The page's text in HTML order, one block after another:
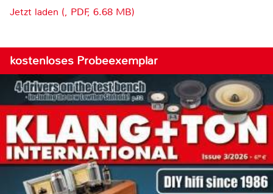
Jetzt laden (, PDF, 6.68 MB)
kostenloses Probeexemplar